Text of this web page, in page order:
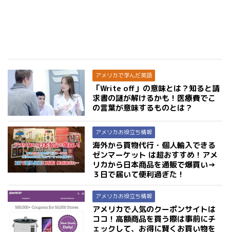
アメリカで学んだ英語
「Write off」の意味とは？知ると請
求書の謎が解けるかも！医療費でこ
の言葉が意味するものとは？
アメリカお役立ち情報
海外から買物代行・個人輸入できる
ゼンマーケット は超おすすめ！アメ
リカから日本商品を通販で爆買い→
３日で届いて便利過ぎた！
アメリカお役立ち情報
アメリカで人気のクーポンサイトは
ココ！高額商品を買う際は事前にチ
ェックして、お得に賢くお買い物を